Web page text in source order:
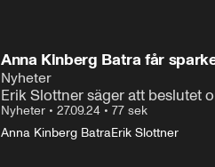
Anna Kinberg Batra får
Nyheter
Erik Slottner säger att beslutet
Nyheter • 27.09.24 • 77 sek
Anna Kinberg BatraErik Slottner